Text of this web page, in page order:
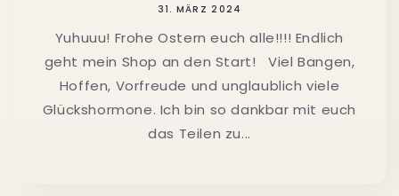
31. MÄRZ 2024
Yuhuuu! Frohe Ostern euch alle!!!! Endlich
geht mein Shop an den Start! Viel Bangen,
Hoffen, Vorfreude und unglaublich viele
Glückshormone. Ich bin so dankbar mit euch
das Teilen zu...